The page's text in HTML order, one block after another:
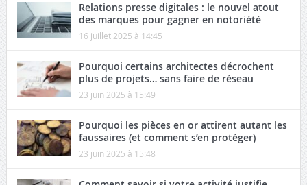
Relations presse digitales : le nouvel atout
des marques pour gagner en notoriété
16 juillet 2025 à 14:45
Pourquoi certains architectes décrochent
plus de projets… sans faire de réseau
23 juin 2025 à 15:49
Pourquoi les pièces en or attirent autant les
faussaires (et comment s’en protéger)
23 juin 2025 à 15:48